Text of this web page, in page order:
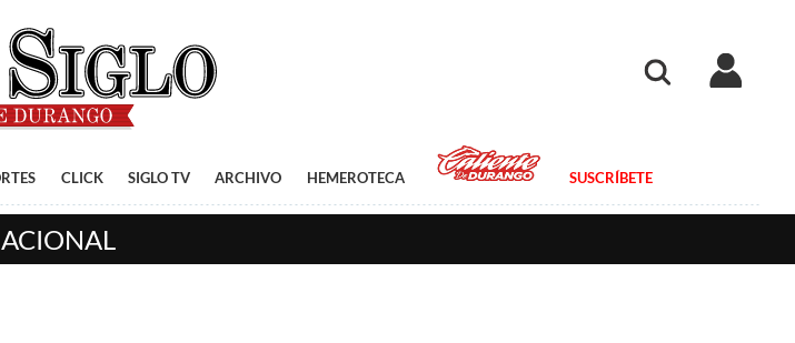
CLICK SIGLO TV ARCHIVO HEMEROTECA SUSCRÍBETE